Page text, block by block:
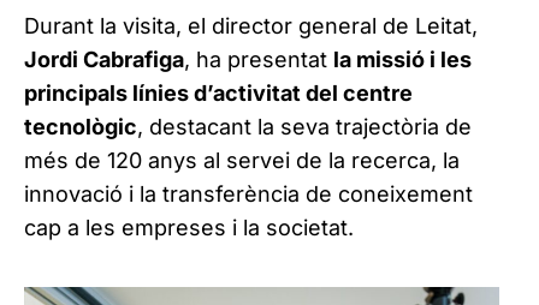
Durant la visita, el director general de Leitat,
Jordi Cabrafiga, ha presentat la missió i les
principals línies d’activitat del centre
tecnològic, destacant la seva trajectòria de
més de 120 anys al servei de la recerca, la
innovació i la transferència de coneixement
cap a les empreses i la societat.